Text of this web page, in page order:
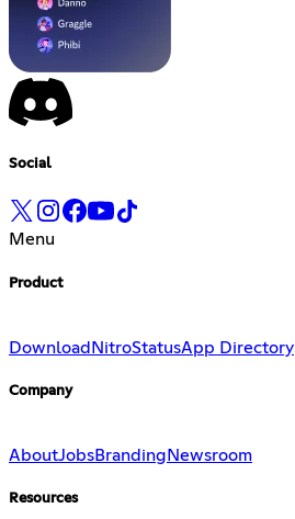
Social
Menu
Product
Download NitroStatusApp Directory
Company
AboutJobsBranding Newsroom
Resources